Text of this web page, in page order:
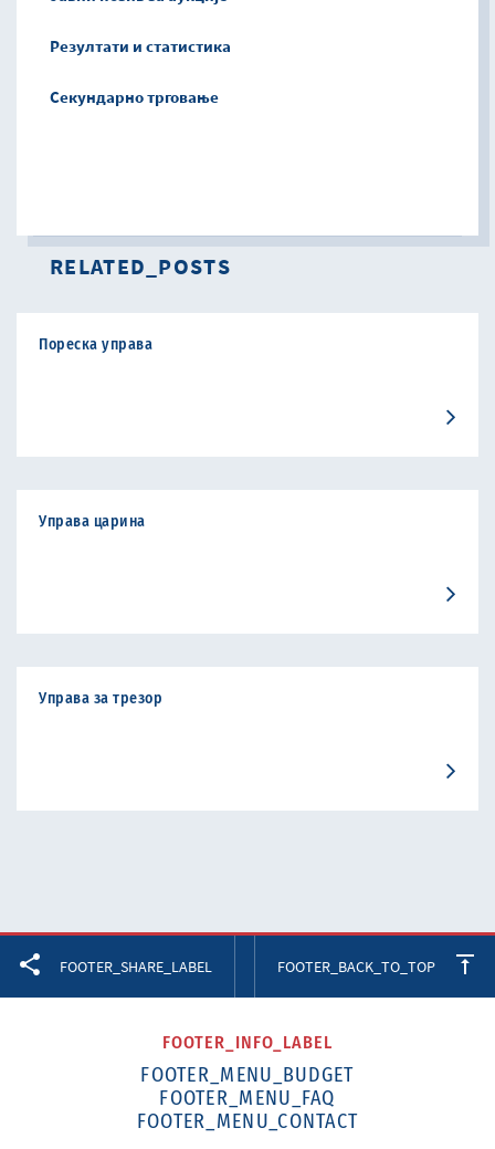
Резултати и статистика
Секундарно трговање
RELATED_POSTS
Пореска управа
Управа царина
Управа за трезор
FOOTER_SHARE_LABEL FOOTER_BACK_TO_TOP
FOOTER_INFO_LABEL
FOOTER_MENU_BUDGET
FOOTER_MENU_FAQ
FOOTER_MENU_CONTACT